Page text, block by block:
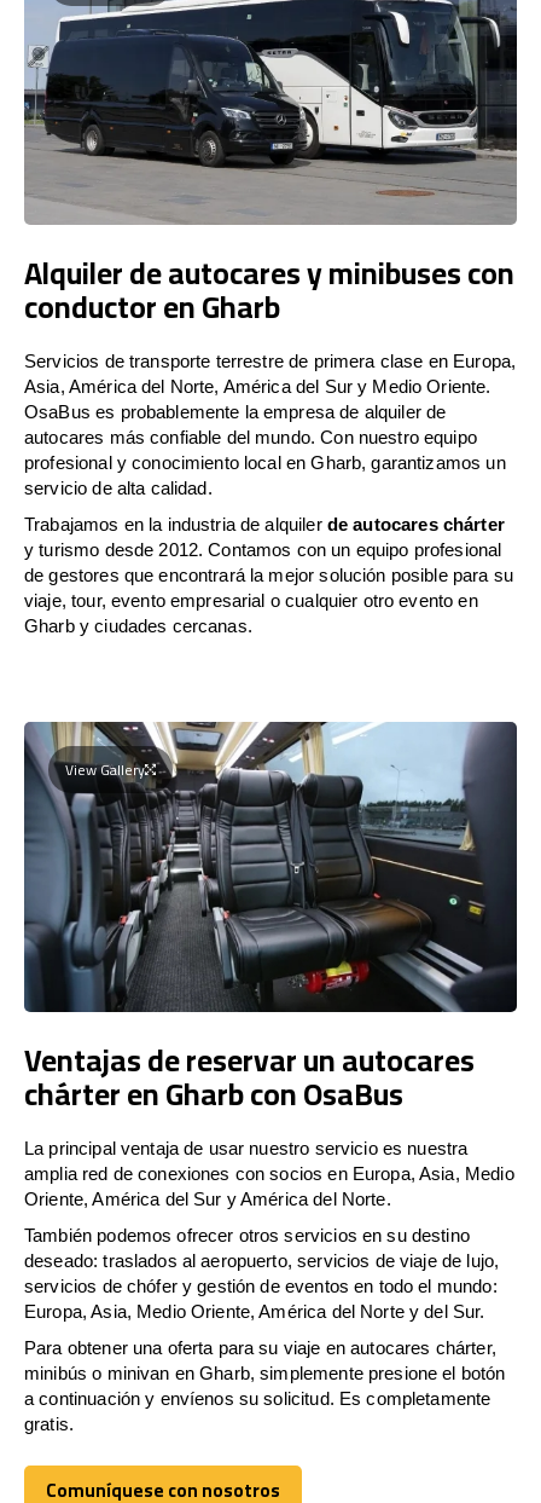
Alquiler de autocares y minibuses con
conductor en Gharb
Servicios de transporte terrestre de primera clase en Europa,
Asia, América del Norte, América del Sur y Medio Oriente.
OsaBus es probablemente la empresa de alquiler de
autocares más confiable del mundo. Con nuestro equipo
profesional y conocimiento local en Gharb, garantizamos un
servicio de alta calidad.
Trabajamos en la industria de alquiler de autocares chárter
y turismo desde 2012. Contamos con un equipo profesional
de gestores que encontrará la mejor solución posible para su
viaje, tour, evento empresarial o cualquier otro evento en
Gharb y ciudades cercanas.
View Gallery
Ventajas de reservar un autocares
chárter en Gharb con OsaBus
La principal ventaja de usar nuestro servicio es nuestra
amplia red de conexiones con socios en Europa, Asia, Medio
Oriente, América del Sur y América del Norte.
También podemos ofrecer otros servicios en su destino
deseado: traslados al aeropuerto, servicios de viaje de lujo,
servicios de chófer y gestión de eventos en todo el mundo:
Europa, Asia, Medio Oriente, América del Norte y del Sur.
Para obtener una oferta para su viaje en autocares chárter,
minibús o minivan en Gharb, simplemente presione el botón
a continuación y envíenos su solicitud. Es completamente
gratis.
Comuníquese con nosotros